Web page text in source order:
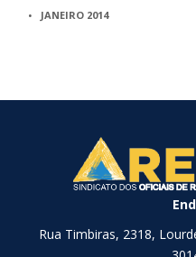
JANEIRO 2014
Rua Timbiras, 2318,